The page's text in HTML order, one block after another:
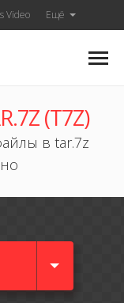
Video Ещё
(T7Z)
в tar.7z